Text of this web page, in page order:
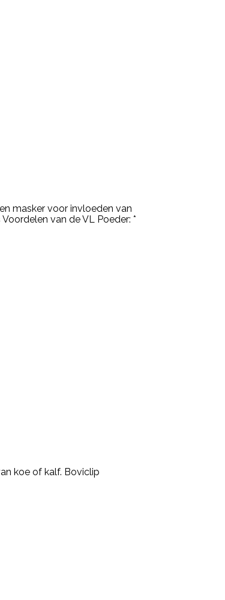
masker voor invloeden van
van de VL Poeder: *
koe of kalf. Boviclip